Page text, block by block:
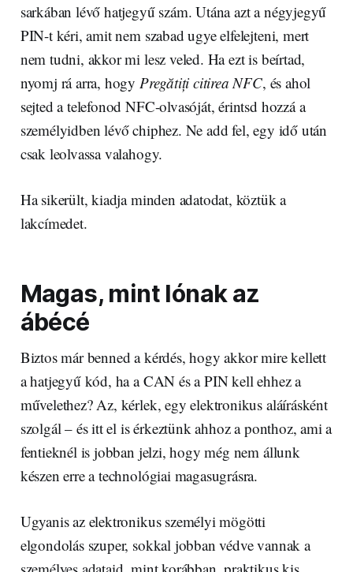
sarkában lévő hatjegyű szám. Utána azt a négyjegyű
PIN-t kéri, amit nem szabad ugye elfelejteni, mert
nem tudni, akkor mi lesz veled. Ha ezt is beírtad,
nyomj rá arra, hogy Pregătiți citirea NFC, és ahol
sejted a telefonod NFC-olvasóját, érintsd hozzá a
személyidben lévő chiphez. Ne add fel, egy idő után
csak leolvassa valahogy.
Ha sikerült, kiadja minden adatodat, köztük a
lakcímedet.
Magas, mint lónak az
ábécé
Biztos már benned a kérdés, hogy akkor mire kellett
a hatjegyű kód, ha a CAN és a PIN kell ehhez a
művelethez? Az, kérlek, egy elektronikus aláírásként
szolgál – és itt el is érkeztünk ahhoz a ponthoz, ami a
fentieknél is jobban jelzi, hogy még nem állunk
készen erre a technológiai magasugrásra.
Ugyanis az elektronikus személyi mögötti
elgondolás szuper, sokkal jobban védve vannak a